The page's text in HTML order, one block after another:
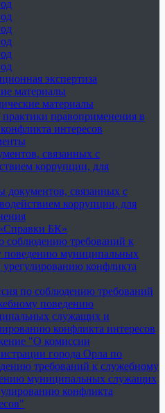
экспертиза
материалы
материалы
правоприменения в
интересов
связанных с
коррупции, для
документов, связанных с
коррупции, для
БК»
соблюдению требований к
поведению муниципальных
конфликта
по соблюдению требований
поведению
служащих и
конфликта интересов
"О комиссии
города Орла по
требований к служебному
муниципальных служащих
конфликта